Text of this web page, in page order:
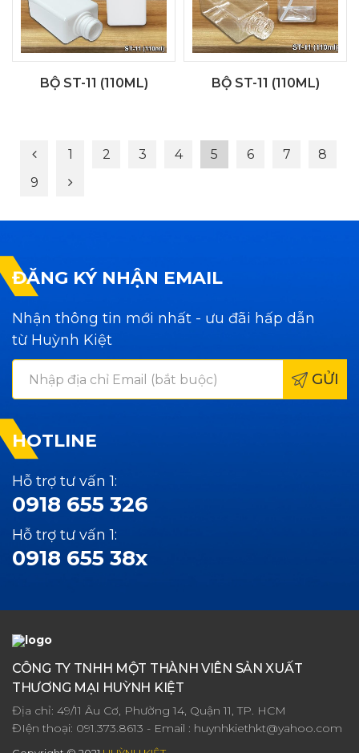
BỘ ST-11 (110ML) BỘ ST-11 (110ML)
1 2 3 4 5 6 7
8
9
ĐĂNG KÝ NHẬN EMAIL
Nhận thông tin mới nhất - ưu đãi hấp dẫn
từ Huỳnh Kiệt
GỬI
HOTLINE
Hỗ trợ tư vấn 1:
0918 655 326
Hỗ trợ tư vấn 1:
0918 655 38x
CÔNG TY TNHH MỘT THÀNH VIÊN SẢN XUẤT
THƯƠNG MẠI HUỲNH KIỆT
Địa chỉ: 49/11 Âu Cơ, Phường 14, Quận 11, TP. HCM
ĐIện thoại: 091.373.8613 - Email : huynhkiethkt@yahoo.com